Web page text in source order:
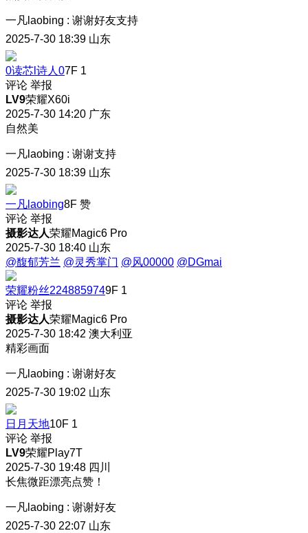
一凡laobing : 谢谢好友支持
2025-7-30 18:39 山东
0读芯l诗人07F 1
评论 举报
LV9荣耀X60i
2025-7-30 14:20 广东
自然美
一凡laobing : 谢谢支持
2025-7-30 18:39 山东
一凡laobing8F 赞
评论 举报
摄影达人荣耀Magic6 Pro
2025-7-30 18:40 山东
@馥郁芳兰 @灵秀掌门 @风00000 @DGmai
荣耀粉丝2248859749F 1
评论 举报
摄影达人荣耀Magic6 Pro
2025-7-30 18:42 澳大利亚
精彩画面
一凡laobing : 谢谢好友
2025-7-30 19:02 山东
日月天地10F 1
评论 举报
LV9荣耀Play7T
2025-7-30 19:48 四川
长焦微距漂亮点赞！
一凡laobing : 谢谢好友
2025-7-30 22:07 山东